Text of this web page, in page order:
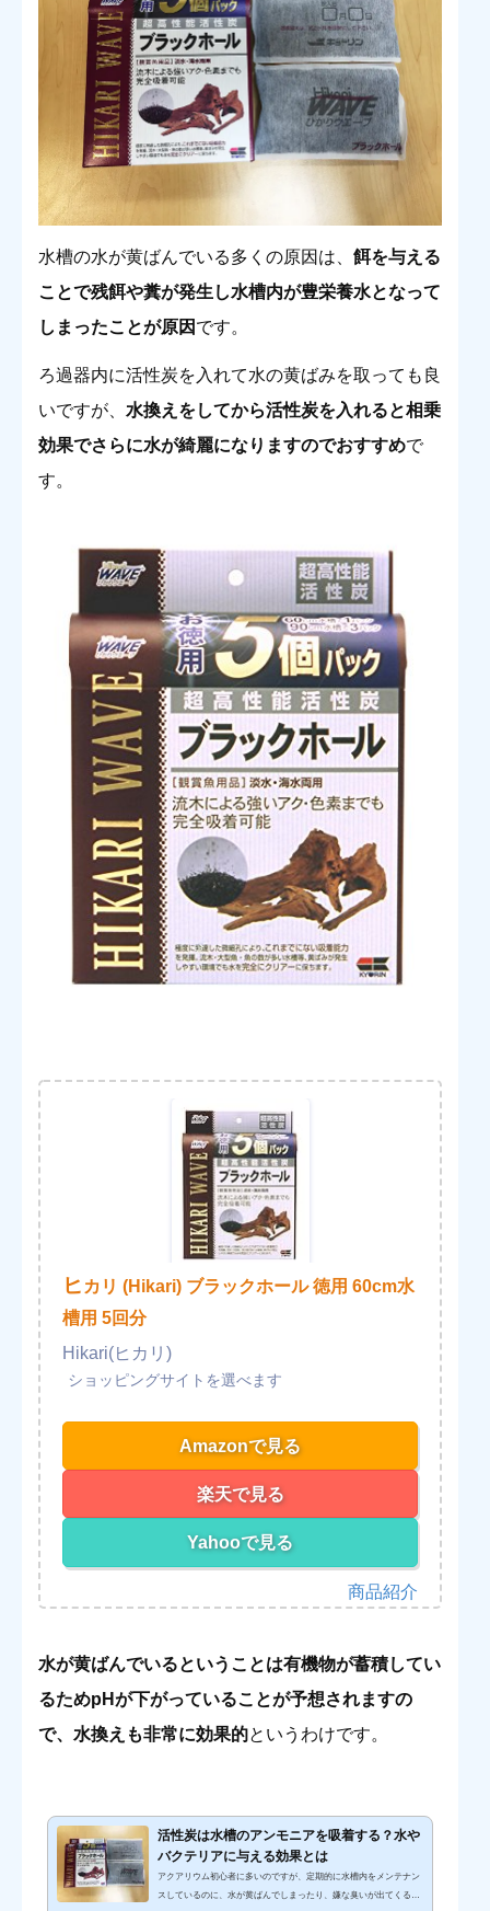
水槽の水が黄ばんでいる多くの原因は、 餌を与える
ことで残餌や糞が発生し水槽内が豊栄養水となって
しまったことが原因 です。
ろ過器内に活性炭を入れて水の黄ばみを取っても良
いですが、 水換えをしてから活性炭を入れると相乗
効果でさらに水が綺麗になりますのでおすすめで
す。
ヒ カリ (Hikari) ブラックホール 徳用 60cm水
槽用 5回分
Hikari(ヒカリ)
Amazonで見る
楽天で見る
Yahooで見る
水が黄ばんでいるということは有機物が蓄積してい
るためpHが下がっていることが予想されますの
で、水換えも非常に効果的というわけです。
活性炭は水槽のアンモニアを吸着する？水や
バクテリアに与える効果とは
アクアリウム初心者に多いのですが、定期的に水槽内をメンテナン
スしているのに、水が黄ばんでしまったり、嫌な臭いが出てくるこ